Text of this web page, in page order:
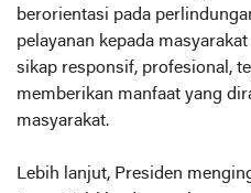
berorientasi pada
pelayanan kepada
sikap responsif, profesional,
memberikan manfaat yang
masyarakat.
‎Lebih lanjut, Presiden